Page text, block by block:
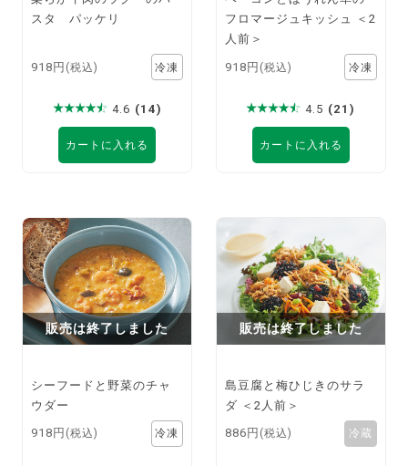
スタ パッケリ
918円 (税込)
4.6 (14)
カートに入れる
フロマージュキッシュ ＜2
人前＞
918円 (税込)
4.5 (21)
カートに入れる
販売は終了しました
シーフードと野菜のチャ
ウダー
918円 (税込)
販売は終了しました
島豆腐と梅ひじきのサラ
ダ ＜2人前＞
886円 (税込)